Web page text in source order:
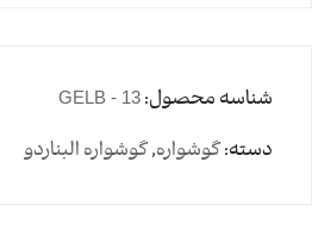
شناسه محصول: GELB - 13
دسته:گوشواره,گوشواره البناردو